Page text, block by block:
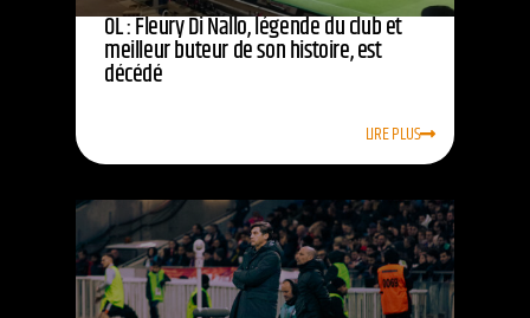
OL : Fleury Di Nallo, légende du club et
meilleur buteur de son histoire, est
décédé
LIRE PLUS